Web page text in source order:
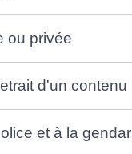
ou privée
d'un contenu
et à la